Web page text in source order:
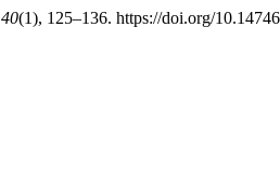
40(1), 125–136. https://doi.org/